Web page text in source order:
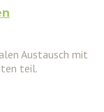
Austausch mit
teil.